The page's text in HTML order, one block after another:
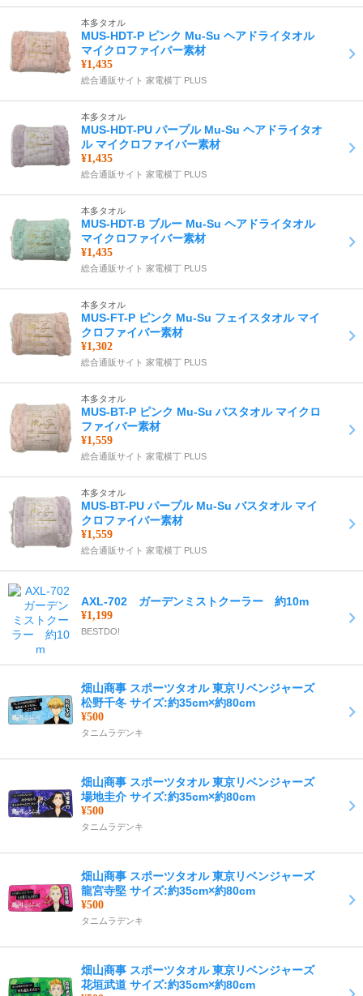
本多タオル
MUS-HDT-P ピンク Mu-Su ヘアドライタオル
マイクロファイバー素材
¥1,435
総合通販サイト 家電横丁 PLUS
本多タオル
MUS-HDT-PU パープル Mu-Su ヘアドライタオ
ル マイクロファイバー素材
¥1,435
総合通販サイト 家電横丁 PLUS
本多タオル
MUS-HDT-B ブルー Mu-Su ヘアドライタオル
マイクロファイバー素材
¥1,435
総合通販サイト 家電横丁 PLUS
本多タオル
MUS-FT-P ピンク Mu-Su フェイスタオル マイ
クロファイバー素材
¥1,302
総合通販サイト 家電横丁 PLUS
本多タオル
MUS-BT-P ピンク Mu-Su バスタオル マイクロ
ファイバー素材
¥1,559
総合通販サイト 家電横丁 PLUS
本多タオル
MUS-BT-PU パープル Mu-Su バスタオル マイ
クロファイバー素材
¥1,559
総合通販サイト 家電横丁 PLUS
AXL-702 ガーデンミストクーラー 約10m
¥1,199
BESTDO!
畑山商事 スポーツタオル 東京リベンジャーズ
松野千冬 サイズ:約35cm×約80cm
¥500
タニムラデンキ
畑山商事 スポーツタオル 東京リベンジャーズ
場地圭介 サイズ:約35cm×約80cm
¥500
タニムラデンキ
畑山商事 スポーツタオル 東京リベンジャーズ
龍宮寺堅 サイズ:約35cm×約80cm
¥500
タニムラデンキ
畑山商事 スポーツタオル 東京リベンジャーズ
花垣武道 サイズ:約35cm×約80cm